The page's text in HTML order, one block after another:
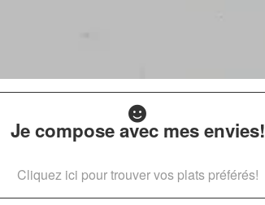
Je compose avec mes envies!
Cliquez ici pour trouver vos plats préférés!